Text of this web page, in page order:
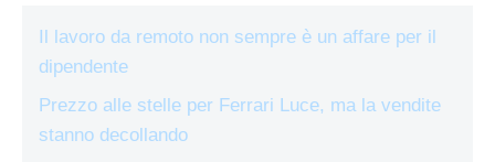
Il lavoro da remoto non sempre è un affare per il
dipendente
Prezzo alle stelle per Ferrari Luce, ma la vendite
stanno decollando